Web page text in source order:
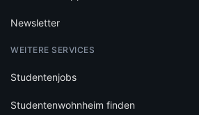
Newsletter
WEITERE SERVICES
Studentenjobs
Studentenwohnheim finden